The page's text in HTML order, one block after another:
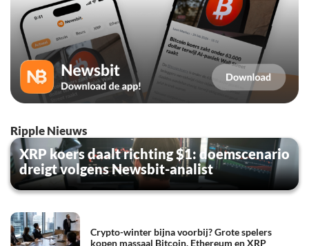
Ripple Nieuws
XRP koers daalt richting $1: doemscenario
dreigt volgens Newsbit-analist
Crypto-winter bijna voorbij? Grote spelers
kopen massaal Bitcoin, Ethereum en XRP